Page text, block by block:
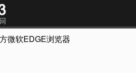
微软EDGE浏览器插件推荐网站，